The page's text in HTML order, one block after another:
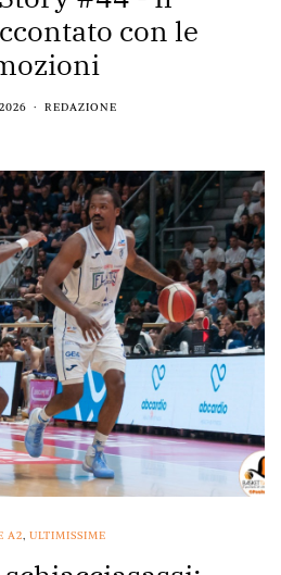
con le
REDAZIONE
A2, ULTIMISSIME